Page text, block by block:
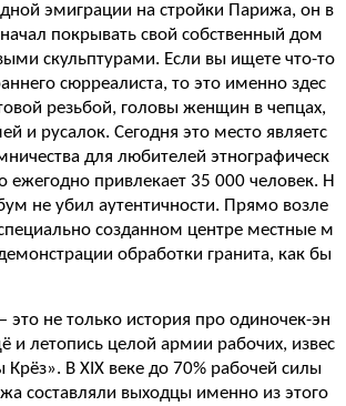
эмиграции на стройки Парижа, он в
покрывать свой собственный дом
скульптурами. Если вы ищете что-то
сюрреалиста, то это именно здес
резьбой, головы женщин в чепцах,
и русалок. Сегодня это место являетс
для любителей этнографическ
ежегодно привлекает 35 000 человек. Н
не убил аутентичности. Прямо возле
созданном центре местные м
обработки гранита, как бы
не только история про одиночек-эн
и летопись целой армии рабочих, извес
В XIX веке до 70% рабочей силы
составляли выходцы именно из этого